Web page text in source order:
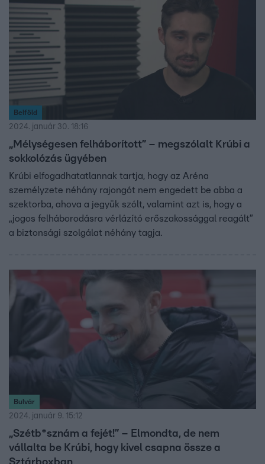
ismerhettük meg.
Belföld
2024. január 30. 18:16
„Mélységesen felháborított” – megszólalt Krúbi a
sokkolózás ügyében
Krúbi elfogadhatatlannak tartja, hogy az Aréna
személyzete néhány rajongót nem engedett be abba a
szektorba, ahova a jegyük szólt, valamint azt is, hogy a
„jogos felháborodásra vérlázító erőszakossággal reagált”
a biztonsági szolgálat néhány tagja.
Bulvár
2024. január 9. 15:12
„Szétb*sznám a fejét!” – Elmondta, de nem
vállalta be Krúbi, hogy kivel csapna össze a